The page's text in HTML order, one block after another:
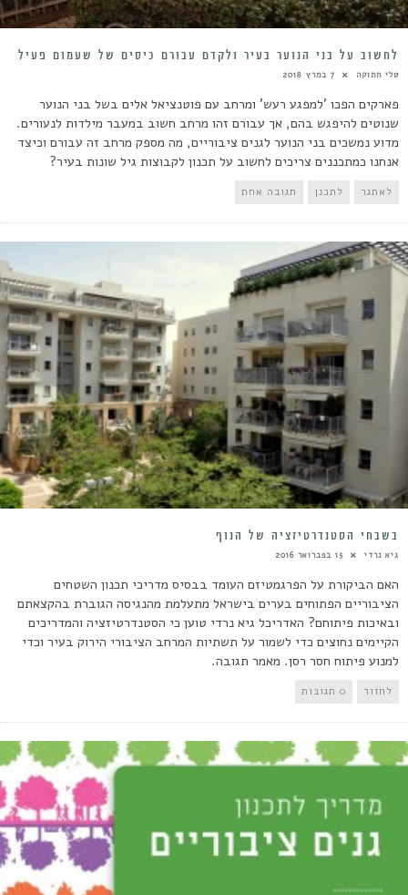
לחשוב על בני הנוער בעיר ולקדם עבורם כיסים של שעמום פעיל
טלי חתוקה 7 במרץ 2018
פארקים הפכו 'למפגע רעש' ומרחב עם פוטנציאל אלים בשל בני הנוער
שנוטים להיפגש בהם, אך עבורם זהו מרחב חשוב במעבר מילדות לנעורים.
מדוע נמשכים בני הנוער לגנים ציבוריים, מה מספק מרחב זה עבורם וכיצד
אנחנו כמתכננים צריכים לחשוב על תכנון לקבוצות גיל שונות בעיר?
לאתגר לתכנן תגובה אחת
בשבחי הסטנדרטיזציה של הנוף
גיא נרדי 15 בפברואר 2016
האם הביקורת על הפרגמטיזם העומד בבסיס מדריכי תכנון השטחים
הציבוריים הפתוחים בערים בישראל מתעלמת מהנגיסה הגוברת בהקצאתם
ובאיכות פיתוחם? האדריכל גיא נרדי טוען כי הסטנדרטיזציה והמדריכים
הקיימים נחוצים כדי לשמור על תשתיות המרחב הציבורי הירוק בעיר וכדי
למנוע פיתוח חסר רסן. מאמר תגובה.
לחזור 0 תגובות